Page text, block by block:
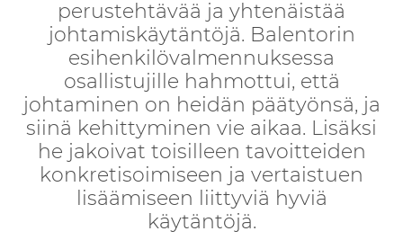
perustehtävää ja yhtenäistää
johtamiskäytäntöjä. Balentorin
esihenkilövalmennuksessa
osallistujille hahmottui, että
johtaminen on heidän päätyönsä, ja
siinä kehittyminen vie aikaa. Lisäksi
he jakoivat toisilleen tavoitteiden
konkretisoimiseen ja vertaistuen
lisäämiseen liittyviä hyviä
käytäntöjä.